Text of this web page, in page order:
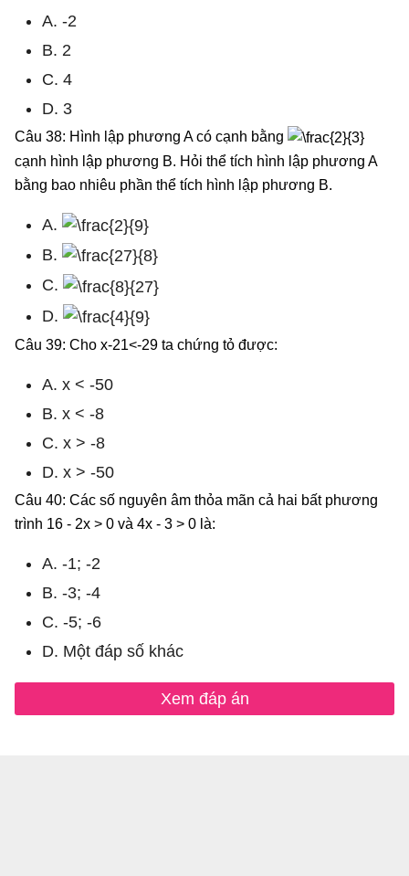
A. -2
B. 2
C. 4
D. 3
Câu 38: Hình lập phương A có cạnh bằng
cạnh hình lập phương B. Hỏi thể tích hình lập phương A
bằng bao nhiêu phần thể tích hình lập phương B.
A.
B.
C.
D.
Câu 39: Cho x-21<-29 ta chứng tỏ được:
A. x < -50
B. x < -8
C. x > -8
D. x > -50
Câu 40: Các số nguyên âm thỏa mãn cả hai bất phương
trình 16 - 2x > 0 và 4x - 3 > 0 là:
A. -1; -2
B. -3; -4
C. -5; -6
D. Một đáp số khác
Xem đáp án